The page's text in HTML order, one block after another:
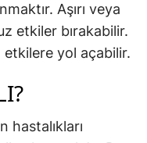
Aşırı veya
etkiler bırakabilir.
etkilere yol açabilir.
hastalıkları